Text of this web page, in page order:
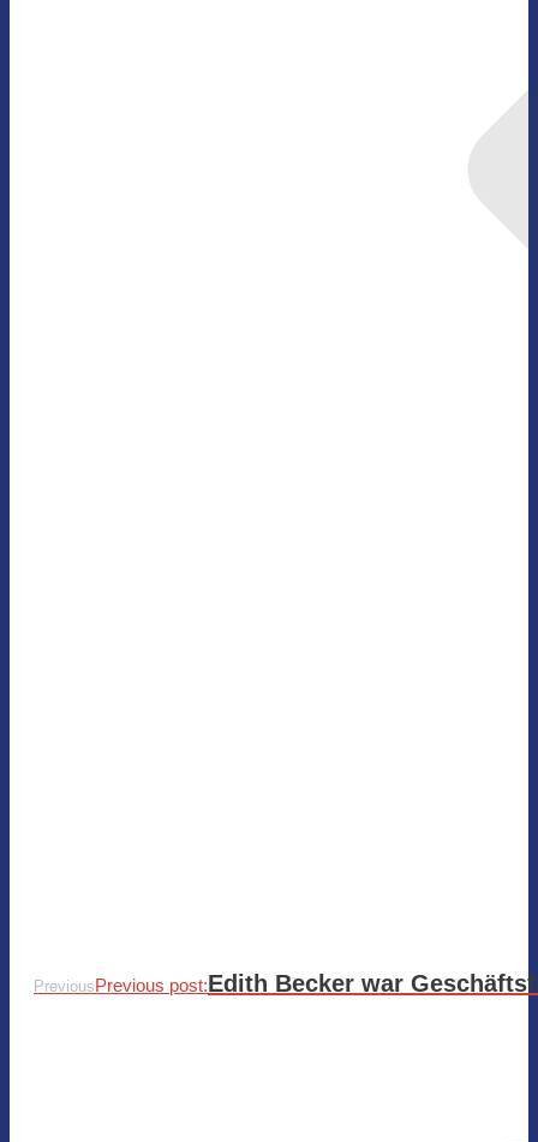
PreviousPrevious post:Edith Becker war